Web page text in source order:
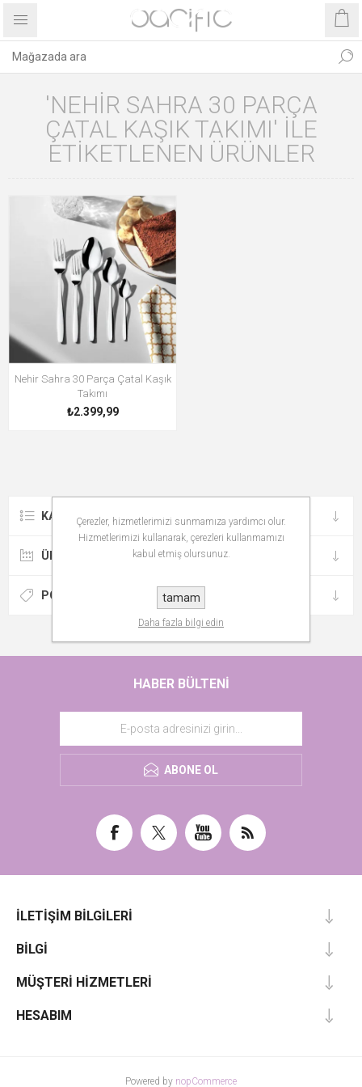
'NEHIR SAHRA 30 PARÇA
ÇATAL KAŞIK TAKIMI' ILE
ETIKETLENEN ÜRÜNLER
Nehir Sahra 30 Parça Çatal Kaşık
Takımı
₺2.399,99
KATEGORILER
ÜRETICILER
POPÜLER ETIKETLER
HABER BÜLTENI
ABONE OL
İLETIŞIM BILGILERI
BILGI
MÜŞTERI HIZMETLERI
HESABIM
Powered by nopCommerce
Çerezler, hizmetlerimizi sunmamıza yardımcı olur.
Hizmetlerimizi kullanarak, çerezleri kullanmamızı
kabul etmiş olursunuz.
tamam
Daha fazla bilgi edin